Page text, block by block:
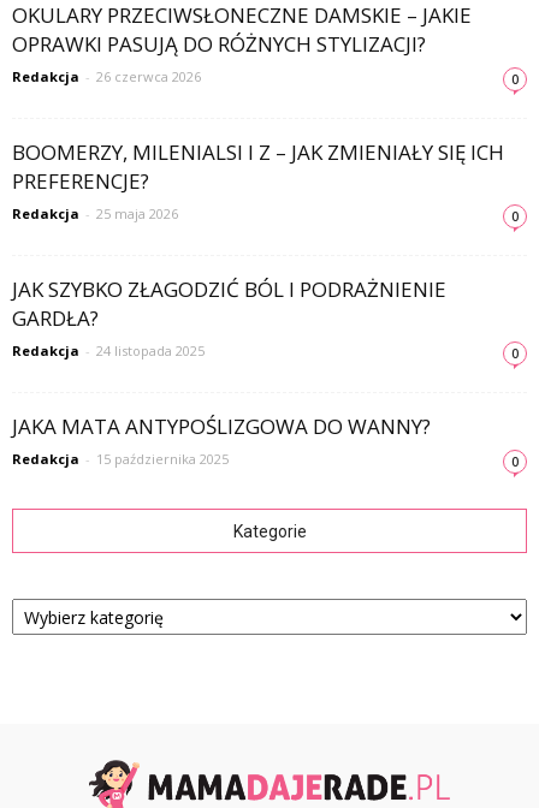
OKULARY PRZECIWSŁONECZNE DAMSKIE – JAKIE
OPRAWKI PASUJĄ DO RÓŻNYCH STYLIZACJI?
Redakcja - 26 czerwca 2026 0
BOOMERZY, MILENIALSI I Z – JAK ZMIENIAŁY SIĘ ICH
PREFERENCJE?
Redakcja - 25 maja 2026 0
JAK SZYBKO ZŁAGODZIĆ BÓL I PODRAŻNIENIE
GARDŁA?
Redakcja - 24 listopada 2025 0
JAKA MATA ANTYPOŚLIZGOWA DO WANNY?
Redakcja - 15 października 2025 0
Kategorie
Kategorie